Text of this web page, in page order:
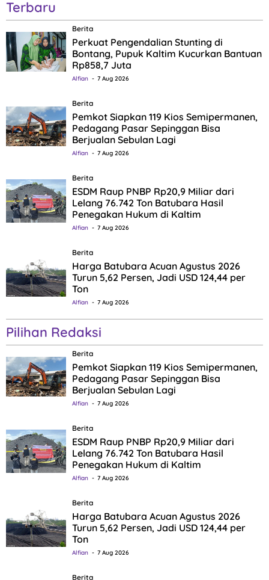
Terbaru
Berita
Perkuat Pengendalian Stunting di
Bontang, Pupuk Kaltim Kucurkan Bantuan
Rp858,7 Juta
Alfian 7 Aug 2026
Berita
Pemkot Siapkan 119 Kios Semipermanen,
Pedagang Pasar Sepinggan Bisa
Berjualan Sebulan Lagi
Alfian 7 Aug 2026
Berita
ESDM Raup PNBP Rp20,9 Miliar dari
Lelang 76.742 Ton Batubara Hasil
Penegakan Hukum di Kaltim
Alfian 7 Aug 2026
Berita
Harga Batubara Acuan Agustus 2026
Turun 5,62 Persen, Jadi USD 124,44 per
Ton
Alfian 7 Aug 2026
Pilihan Redaksi
Berita
Pemkot Siapkan 119 Kios Semipermanen,
Pedagang Pasar Sepinggan Bisa
Berjualan Sebulan Lagi
Alfian 7 Aug 2026
Berita
ESDM Raup PNBP Rp20,9 Miliar dari
Lelang 76.742 Ton Batubara Hasil
Penegakan Hukum di Kaltim
Alfian 7 Aug 2026
Berita
Harga Batubara Acuan Agustus 2026
Turun 5,62 Persen, Jadi USD 124,44 per
Ton
Alfian 7 Aug 2026
Berita